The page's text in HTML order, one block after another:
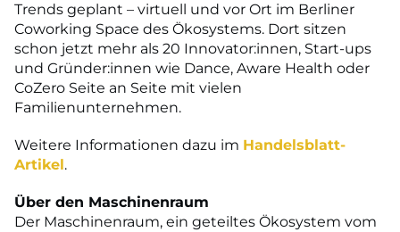
Trends geplant – virtuell und vor Ort im Berliner
Coworking Space des Ökosystems. Dort sitzen
schon jetzt mehr als 20 Innovator:innen, Start-ups
und Gründer:innen wie Dance, Aware Health oder
CoZero Seite an Seite mit vielen
Familienunternehmen.
Weitere Informationen dazu im Handelsblatt-
Artikel.
Über den Maschinenraum
Der Maschinenraum, ein geteiltes Ökosystem vom